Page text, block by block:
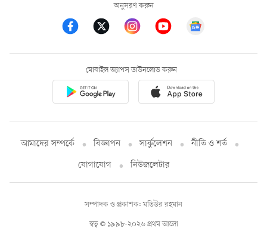
অনুসরণ করুন
মোবাইল অ্যাপস ডাউনলোড করুন
আমাদের সম্পর্কে বিজ্ঞাপন সার্কুলেশন
নীতি ও শর্ত
যোগাযোগ
নিউজলেটার
স্বত্ব © ১৯৯৮-২০২৬ প্রথম আলো
সম্পাদক ও প্রকাশক: মতিউর রহমান